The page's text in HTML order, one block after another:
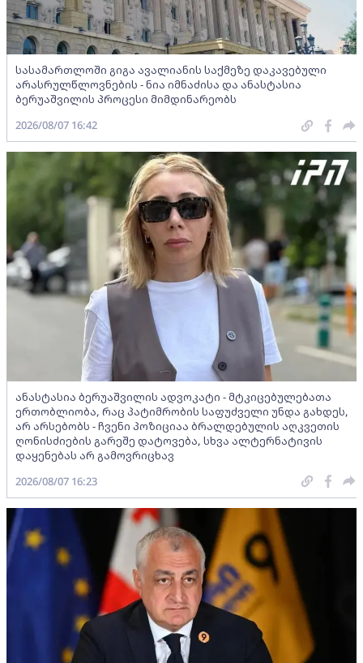
სასამართლოში გიგა ავალიანის საქმეზე დაკავებული
არასრულწლოვნების - ნია იმნაძისა და ანასტასია
ბერუაშვილის პროცესი მიმდინარეობს
2026/08/07 16:42
ანასტასია ბერუაშვილის ადვოკატი - მტკიცებულებათა
ერთობლიობა, რაც პატიმრობის საფუძველი უნდა გახდეს,
არ არსებობს - ჩვენი პოზიციაა ბრალდებულის აღკვეთის
ღონისძიების გარეშე დატოვება, სხვა ალტერნატივის
დაყენებას არ გამოვრიცხავ
2026/08/07 16:23